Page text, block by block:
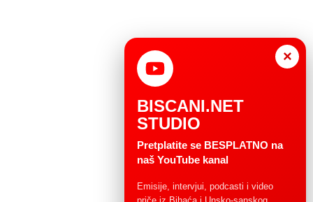
×
BISCANI.NET
STUDIO
Pretplatite se BESPLATNO na
naš YouTube kanal
Emisije, intervjui, podcasti i video